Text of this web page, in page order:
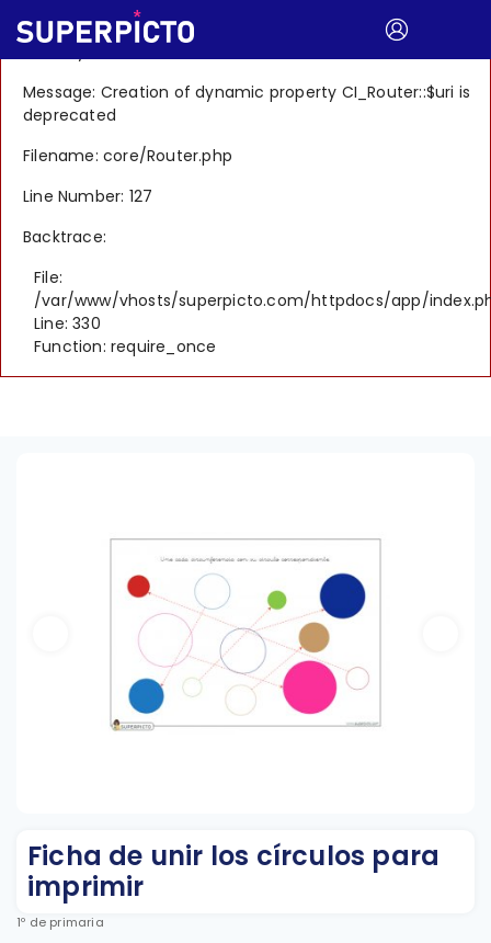
A PHP Error was encountered
Message: Creation of dynamic property CI_Router::$uri is
deprecated
Filename: core/Router.php
Line Number: 127
Backtrace:
File:
/var/www/vhosts/superpicto.com/httpdocs/app/
Line: 330
Function: require_once
Ficha de unir los círculos para
imprimir
1º de primaria